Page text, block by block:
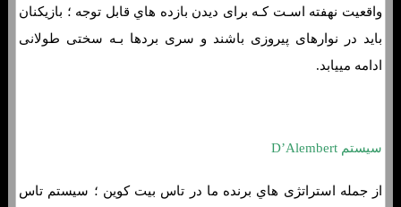
واقعیت نهفته اسـت کـه برای دیدن بازده هاي‌ قابل توجه ؛ بازیکنان
باید در نوارهای پیروزی باشند و سری بردها بـه سختی طولانی
ادامه مییابد.
سیستم D’Alembert
از جمله استراتژی هاي‌ برنده ما در تاس بیت کوین ؛ سیستم تاس